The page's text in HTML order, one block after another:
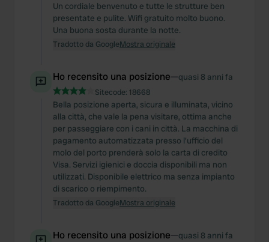
Un cordiale benvenuto e tutte le strutture ben
presentate e pulite. Wifi gratuito molto buono.
Una buona sosta durante la notte.
Tradotto da GoogleMostra originale
Ho recensito una posizione—quasi 8 anni fa
Sitecode: 18668
Bella posizione aperta, sicura e illuminata, vicino
alla città, che vale la pena visitare, ottima anche
per passeggiare con i cani in città. La macchina di
pagamento automatizzata presso l'ufficio del
molo del porto prenderà solo la carta di credito
Visa. Servizi igienici e doccia disponibili ma non
utilizzati. Disponibile elettrico ma senza impianto
di scarico o riempimento.
Tradotto da GoogleMostra originale
Ho recensito una posizione—quasi 8 anni fa